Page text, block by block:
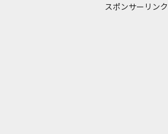
スポンサーリンク